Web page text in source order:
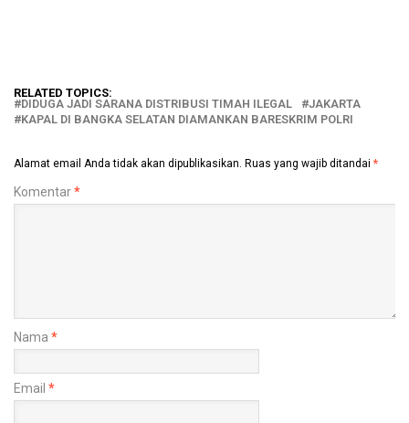
RELATED TOPICS:
DIDUGA JADI SARANA DISTRIBUSI TIMAH ILEGAL
JAKARTA
KAPAL DI BANGKA SELATAN DIAMANKAN BARESKRIM POLRI
Alamat email Anda tidak akan dipublikasikan. Ruas yang wajib ditandai *
Komentar*
Nama *
Email *